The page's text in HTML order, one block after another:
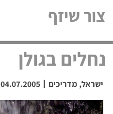
צור שיזף
נחלים בגולן
ישראל, מדריכים 04.07.2005